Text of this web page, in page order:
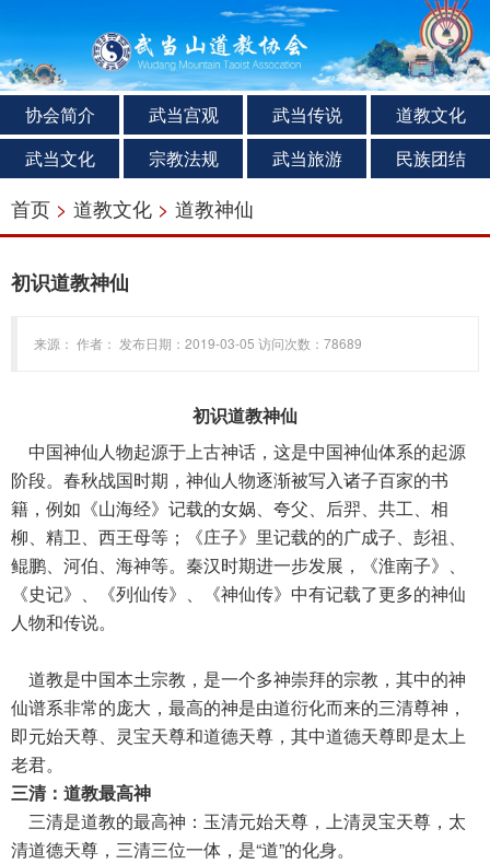
协会简介 武当宫观 武当传说
道教文化
武当文化
宗教法规 武当旅游 民族团结
首页 > 道教文化 > 道教神仙
初识道教神仙
来源： 作者： 发布日期：2019-03-05 访问次数：78689
初识道教神仙
中国神仙人物起源于上古神话，这是中国神仙体系的起源
阶段。春秋战国时期，神仙人物逐渐被写入诸子百家的书
籍，例如《山海经》记载的女娲、夸父、后羿、共工、相
柳、精卫、西王母等；《庄子》里记载的的广成子、彭祖、
鲲鹏、河伯、海神等。秦汉时期进一步发展，《淮南子》、
《史记》、《列仙传》、《神仙传》中有记载了更多的神仙
人物和传说。
道教是中国本土宗教，是一个多神崇拜的宗教，其中的神
仙谱系非常的庞大，最高的神是由道衍化而来的三清尊神，
即元始天尊、灵宝天尊和道德天尊，其中道德天尊即是太上
老君。
三清：道教最高神
三清是道教的最高神：玉清元始天尊，上清灵宝天尊，太
清道德天尊，三清三位一体，是“道”的化身。